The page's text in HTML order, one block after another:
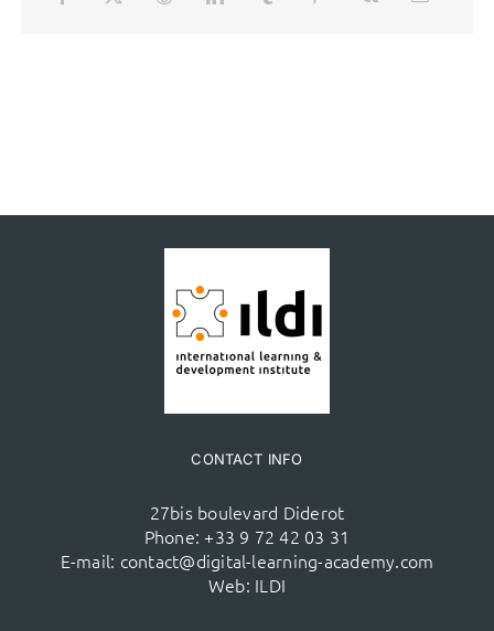
CONTACT INFO
27bis boulevard Diderot
Phone: +33 9 72 42 03 31
E-mail: contact@digital-learning-academy.com
Web: ILDI